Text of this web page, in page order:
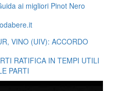
ai migliori Pinot Nero
VINO (UIV): ACCORDO
RATIFICA IN TEMPI UTILI
PARTI